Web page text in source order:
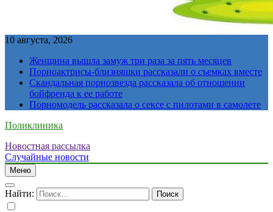
10 августа, 2026
Женщина вышла замуж три раза за пять месяцев
Порноактрисы-близняшки рассказали о съемках вместе
Скандальная порнозвезда рассказала об отношении
бойфренда к ее работе
Порномодель рассказала о сексе с пилотами в самолете
Поликлиника
Новостная рассылка
Случайные новости
Меню
Найти: